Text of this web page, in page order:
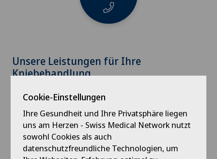
Telefon
E-Mail
Unsere Leistungen für Ihre
Kniebehandlung
Konservative Therapien
Eine Operation ist bei Kniearthrose nicht zwingend
nötig. Häufig reichen konservative Therapien für ein
schmerzfreies Leben. Dazu gehören eine
gelenkschonende Lebensweise, Gewichtsreduktion,
Cookie-Einstellungen
Ihre Gesundheit und Ihre Privatsphäre liegen
uns am Herzen - Swiss Medical Network nutzt
sowohl Cookies als auch
datenschutzfreundliche Technologien, um